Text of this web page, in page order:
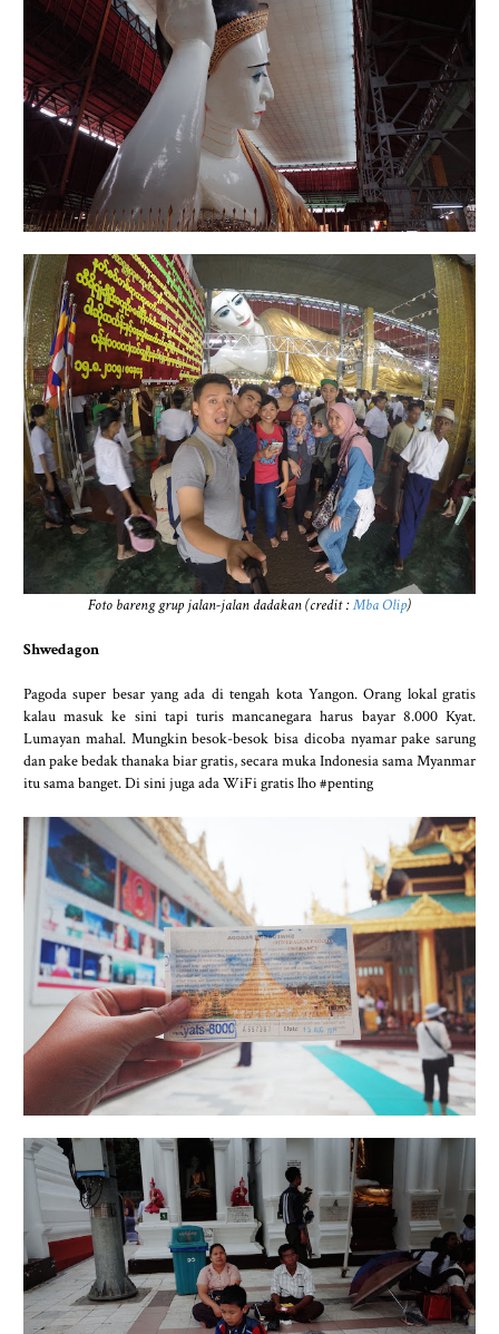
Foto bareng grup jalan-jalan dadakan (credit :Mba Olip)
Shwedagon
Pagoda super besar yang ada di tengah kota Yangon. Orang lokal gratis
kalau masuk ke sini tapi turis mancanegara harus bayar 8.000 Kyat.
Lumayan mahal. Mungkin besok-besok bisa dicoba nyamar pake sarung
dan pake bedak thanaka biar gratis, secara muka Indonesia sama Myanmar
itu sama banget. Di sini juga ada WiFi gratis lho #penting